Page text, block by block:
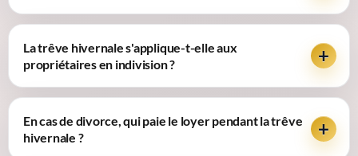
La trêve hivernale s'applique-t-elle aux
propriétaires en indivision ?
En cas de divorce, qui paie le loyer pendant la trêve
hivernale ?